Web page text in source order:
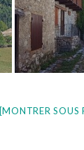
[MONTRER